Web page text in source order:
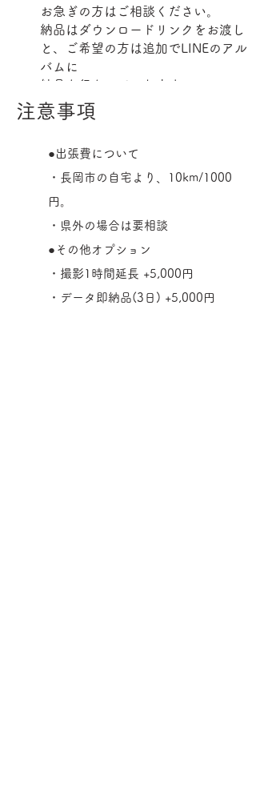
お急ぎの方はご相談ください。
納品はダウンロードリンク をお渡し
と、ご希望の方は追加でLINEのアル
バムに
​納品も行なっております。
注意事項
●出張費について
・長岡市の自宅より、1 0km/1000
円。
・県外の場合は要相談
●その他オプション
・撮影1時間延長 +5,000円
・データ即納品(3日) +5,000円